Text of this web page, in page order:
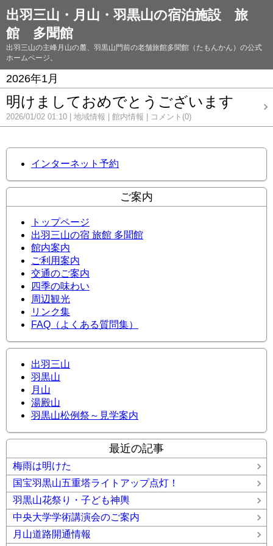
出羽三山・月山・羽黒山の宿泊施設 旅
館 多聞館
出羽三山の主峰月山の麓、羽黒山門前の老舗旅館多聞館（たもんかん）の公式
ホームページ。
2026年1月
明けましておめでとうございます
2026/01/02 01:10 地域情報 館内情報 コメント(0)
インターネット予約
ご案内
トップページ
出羽三山の宿 旅館 多聞館
館内案内
ご利用案内
交通のご案内
四季の味わい
周辺観光
リンク集
FAQ（よくある質問集）
出羽三山
羽黒山
月山
湯殿山
羽黒山松例祭～見学案内
最近の記事
梅雨は明けた
国宝羽黒山五重塔ライトアップ点灯！
羽黒山花祭り・子ども神輿
中央大学学術講演会のご案内
月山道路開通情報